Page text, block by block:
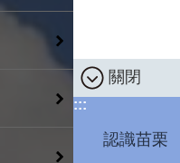
關閉
:::
認識苗栗